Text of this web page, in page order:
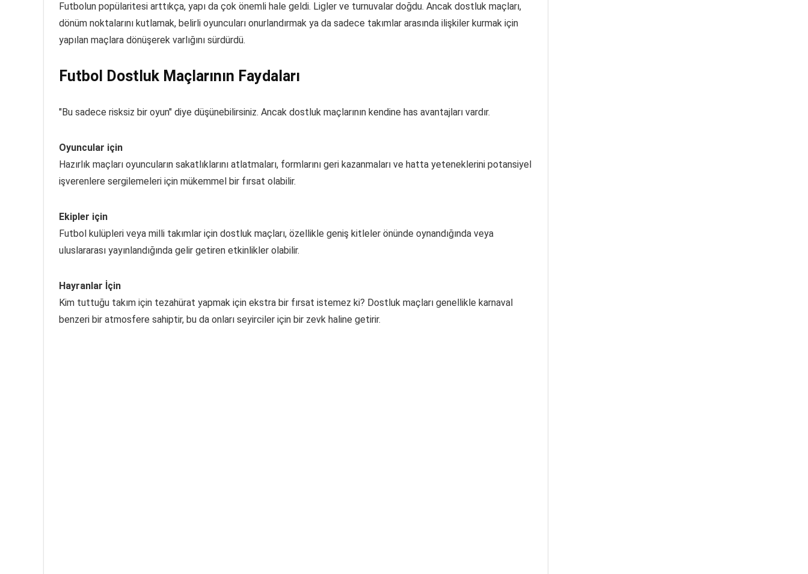
Futbolun popülaritesi arttıkça, yapı da çok önemli hale geldi. Ligler ve turnuvalar doğdu. Ancak dostluk maçları,
dönüm noktalarını kutlamak, belirli oyuncuları onurlandırmak ya da sadece takımlar arasında ilişkiler kurmak için
yapılan maçlara dönüşerek varlığını sürdürdü.
Futbol Dostluk Maçlarının Faydaları
"Bu sadece risksiz bir oyun" diye düşünebilirsiniz. Ancak dostluk maçlarının kendine has avantajları vardır.
Oyuncular için
Hazırlık maçları oyuncuların sakatlıklarını atlatmaları, formlarını geri kazanmaları ve hatta yeteneklerini potansiyel
işverenlere sergilemeleri için mükemmel bir fırsat olabilir.
Ekipler için
Futbol kulüpleri veya milli takımlar için dostluk maçları, özellikle geniş kitleler önünde oynandığında veya
uluslararası yayınlandığında gelir getiren etkinlikler olabilir.
Hayranlar İçin
Kim tuttuğu takım için tezahürat yapmak için ekstra bir fırsat istemez ki? Dostluk maçları genellikle karnaval
benzeri bir atmosfere sahiptir, bu da onları seyirciler için bir zevk haline getirir.